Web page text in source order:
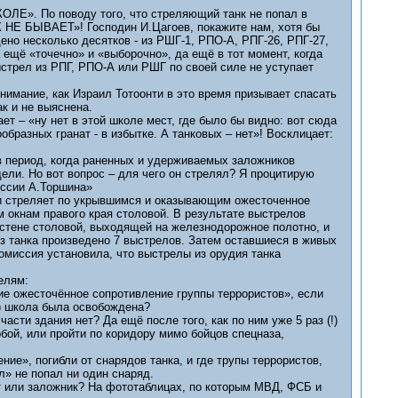
По поводу того, что стреляющий танк не попал в
НЕ БЫВАЕТ»! Господин И.Цагоев, покажите нам, хотя бы
несколько десятков - из РШГ-1, РПО-А, РПГ-26, РПГ-27,
«точечно» и «выборочно», да ещё в тот момент, когда
из РПГ, РПО-А или РШГ по своей силе не уступает
как Израил Тотоонти в это время призывает спасать
и не выяснена.
– «ну нет в этой школе мест, где было бы видно: вот сюда
гранат - в избытке. А танковых – нет»! Восклицает:
когда раненных и удерживаемых заложников
Но вот вопрос – для чего он стрелял? Я процитирую
А.Торшина»
по укрывшимся и оказывающим ожесточенное
правого края столовой. В результате выстрелов
столовой, выходящей на железнодорожное полотно, и
произведено 7 выстрелов. Затем оставшиеся в живых
установила, что выстрелы из орудия танка
сопротивление группы террористов», если
была освобождена?
здания нет? Да ещё после того, как по ним уже 5 раз (!)
или пройти по коридору мимо бойцов спецназа,
погибли от снарядов танка, и где трупы террористов,
не попал ни один снаряд.
или заложник? На фототаблицах, по которым МВД, ФСБ и